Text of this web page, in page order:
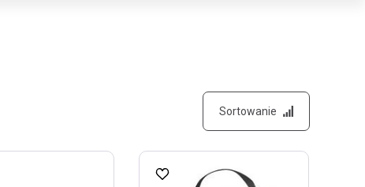
Sortowanie